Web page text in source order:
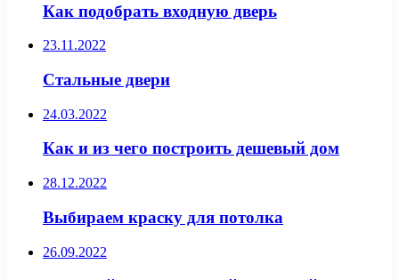
Как подобрать входную дверь
23.11.2022
Стальные двери
24.03.2022
Как и из чего построить дешевый дом
28.12.2022
Выбираем краску для потолка
26.09.2022